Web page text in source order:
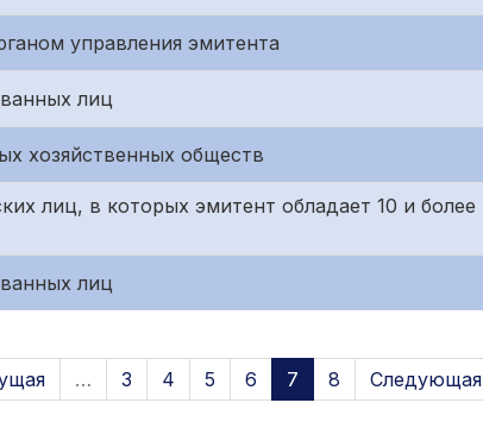
управления эмитента
лиц
хозяйственных обществ
лиц, в которых эмитент обладает 10 и
лиц
… 3 4 5 6 7 8 Следующая